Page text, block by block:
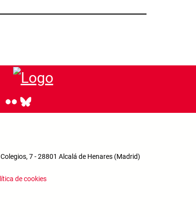
7 - 28801 Alcalá de Henares (Madrid)
de cookies